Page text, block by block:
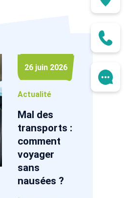
26 juin 2026
Actualité
Mal des
transports :
comment
voyager
sans
nausées ?